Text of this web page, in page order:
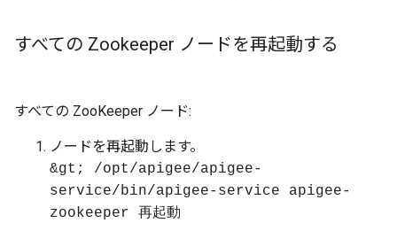
すべての Zookeeper ノードを再起動する
すべての ZooKeeper ノード:
ノードを再起動します。
&gt; /opt/apigee/apigee-
service/bin/apigee-service apigee-
zookeeper 再起動